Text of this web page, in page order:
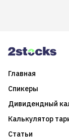
Главная
Спикеры
Дивидендный
Калькулятор
Статьи